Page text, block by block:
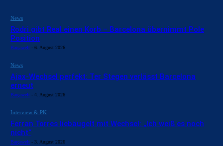
News
Rodri gibt Real einen Korb – Barcelona übernimmt Pole
Position
Barçawelt - 6. August 2026
News
Ajax-Wechsel perfekt: Ter Stegen verlässt Barcelona
erneut
Barçawelt - 4. August 2026
Interview & PK
Ferran Torres liebäugelt mit Wechsel: „Ich weiß es noch
nicht“
Barçawelt - 3. August 2026